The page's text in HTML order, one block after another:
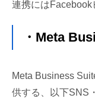
連携にはFacebook
・Meta
Meta Business
供する、以下SNS